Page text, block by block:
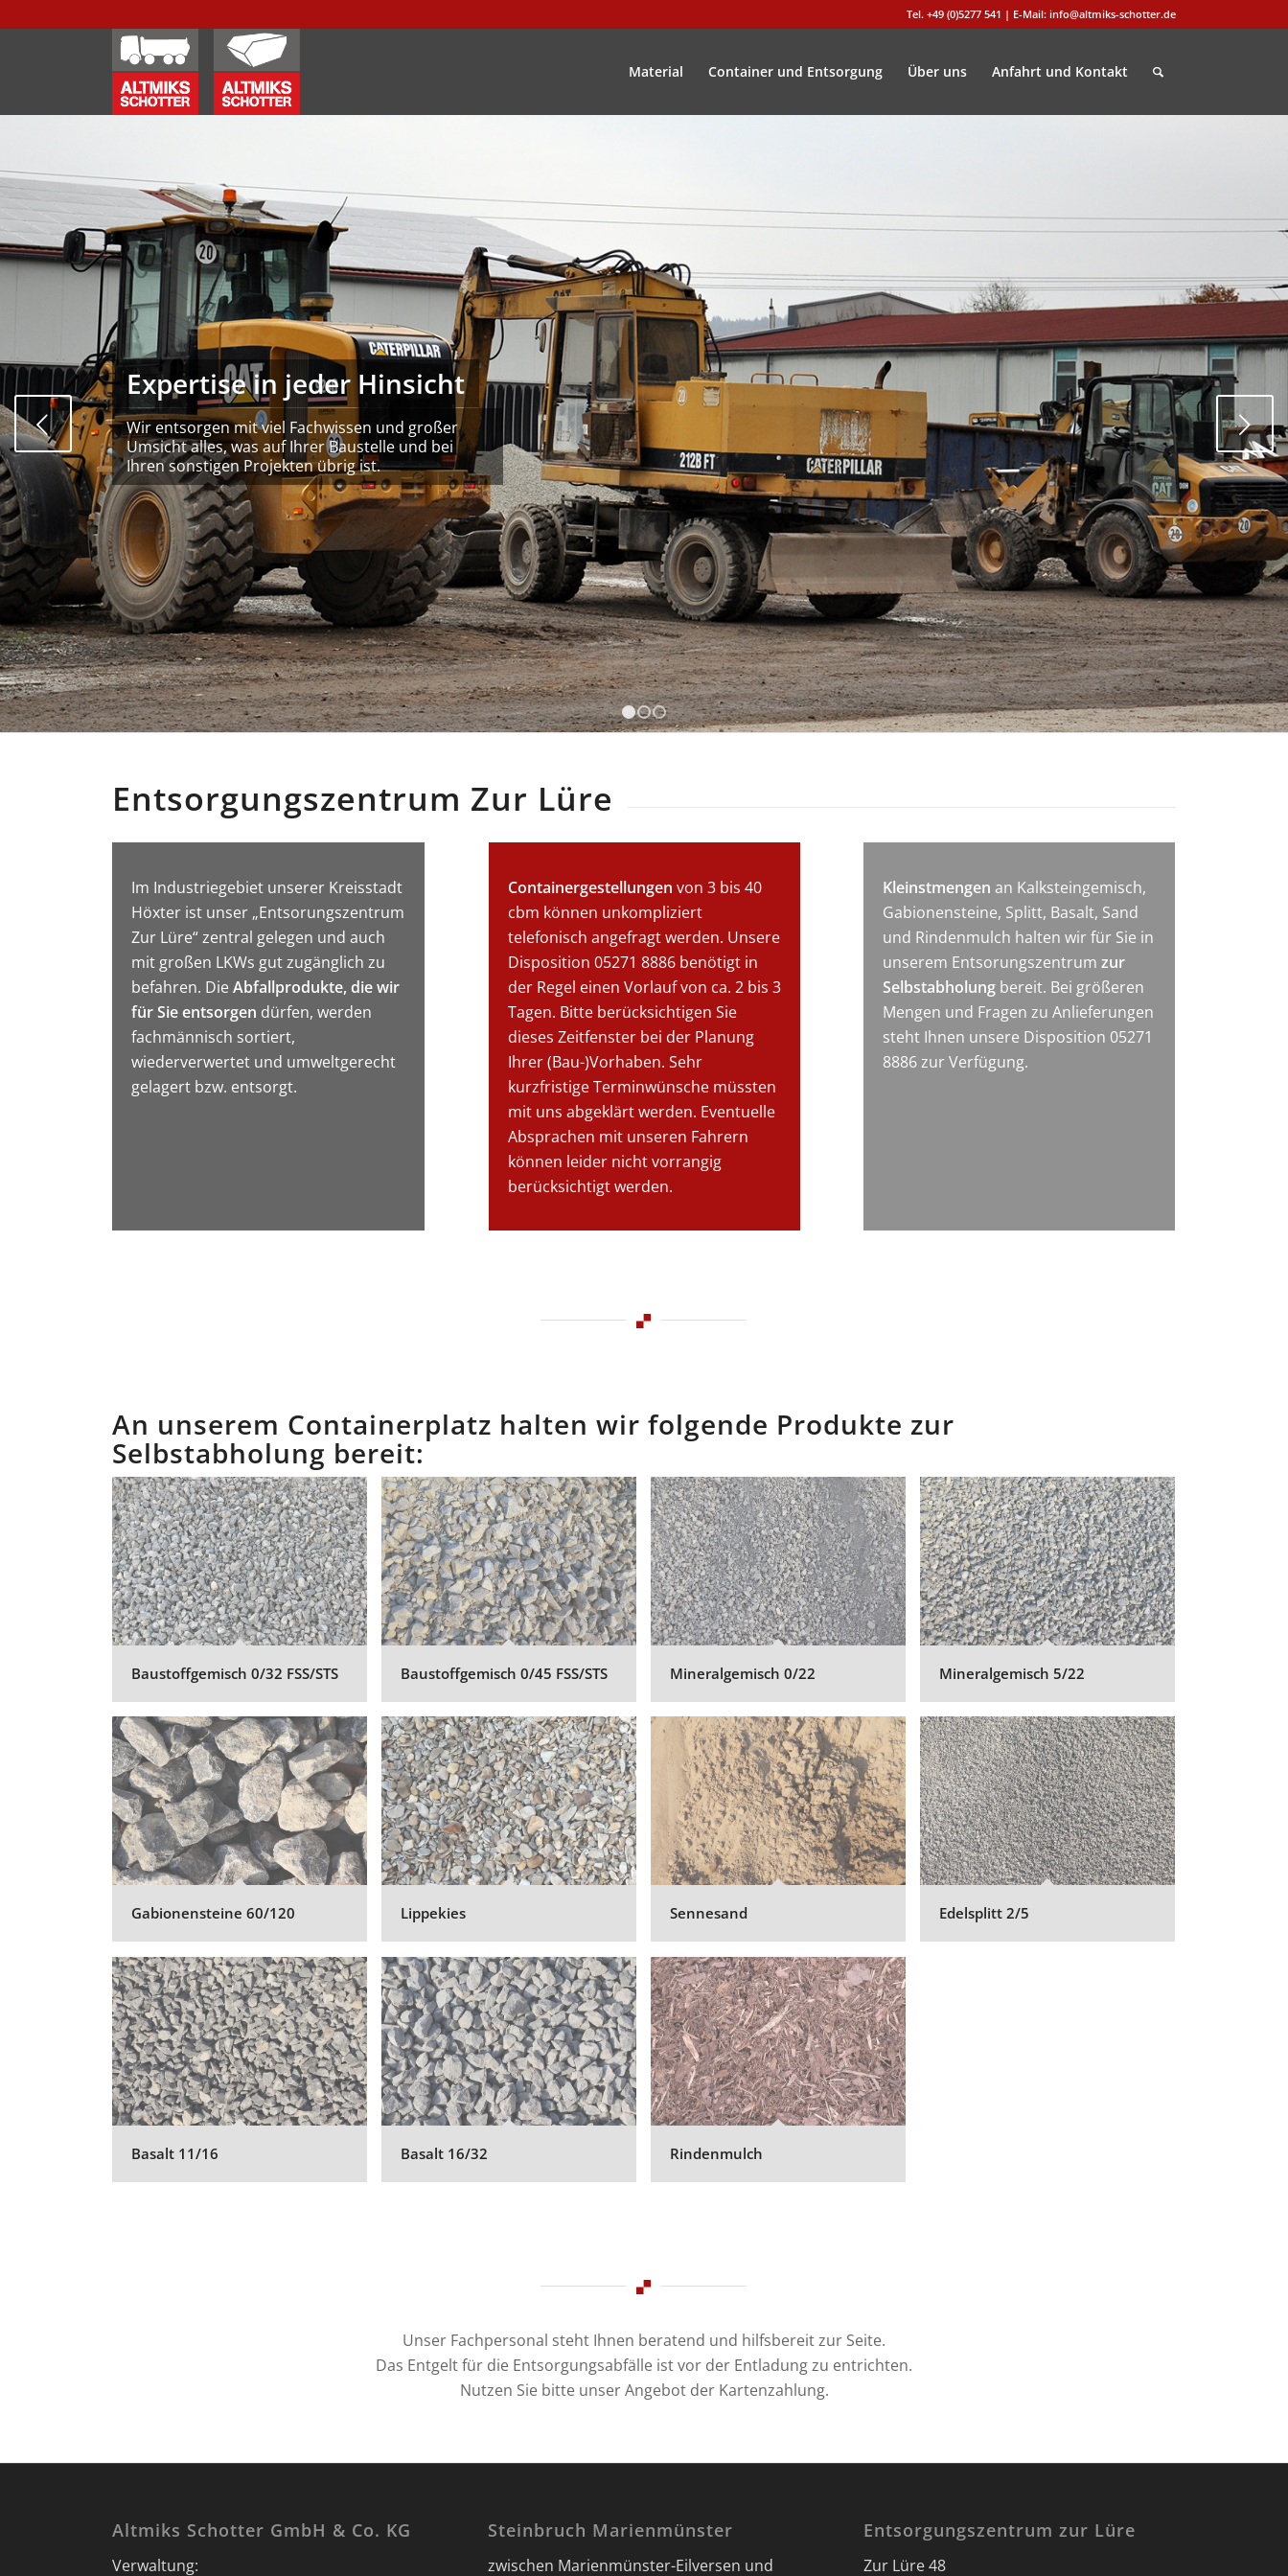
Tel. +49 (0)5277 541 | E-Mail: info@altmiks-schotter.de
Material Container und Entsorgung Über uns Anfahrt und Kontakt
Expertise in jeder Hinsicht
Wir entsorgen mit viel Fachwissen und großer
Umsicht alles, was auf Ihrer Baustelle und bei
Ihren sonstigen Projekten übrig ist.
Weiter
1 2 3
Entsorgungszentrum Zur Lüre
Im Industriegebiet unserer Kreisstadt
Höxter ist unser „Entsorungszentrum
Zur Lüre“ zentral gelegen und auch
mit großen LKWs gut zugänglich zu
befahren. DieAbfallprodukte, die wir
für Sie entsorgen dürfen, werden
fachmännisch sortiert,
wiederverwertet und umweltgerecht
gelagert bzw. entsorgt.
Containergestellungen von 3 bis 40
cbm können unkompliziert
telefonisch angefragt werden. Unsere
Disposition 05271 8886 benötigt in
der Regel einen Vorlauf von ca. 2 bis 3
Tagen. Bitte berücksichtigen Sie
dieses Zeitfenster bei der Planung
Ihrer (Bau-)Vorhaben. Sehr
kurzfristige Terminwünsche müssten
mit uns abgeklärt werden. Eventuelle
Absprachen mit unseren Fahrern
können leider nicht vorrangig
berücksichtigt werden.
Kleinstmengen an Kalksteingemisch,
Gabionensteine, Splitt, Basalt, Sand
und Rindenmulch halten wir für Sie in
unserem Entsorungszentrumzur
Selbstabholung bereit. Bei größeren
Mengen und Fragen zu Anlieferungen
steht Ihnen unsere Disposition 05271
8886 zur Verfügung.
An unserem Containerplatz halten wir folgende Produkte zur
Selbstabholung bereit:
Baustoffgemisch 0/32 FSS/STS Baustoffgemisch 0/45 FSS/STS Mineralgemisch 0/22 Mineralgemisch 5/22
Gabionensteine 60/120 Lippekies Sennesand Edelsplitt 2/5
Basalt 11/16 Basalt 16/32 Rindenmulch
Unser Fachpersonal steht Ihnen beratend und hilfsbereit zur Seite.
Das Entgelt für die Entsorgungsabfälle ist vor der Entladung zu entrichten.
Nutzen Sie bitte unser Angebot der Kartenzahlung.
Altmiks Schotter GmbH & Co. KG
Verwaltung:
Steinbruch Marienmünster
zwischen Marienmünster-Eilversen und
Entsorgungszentrum zur Lüre
Zur Lüre 48